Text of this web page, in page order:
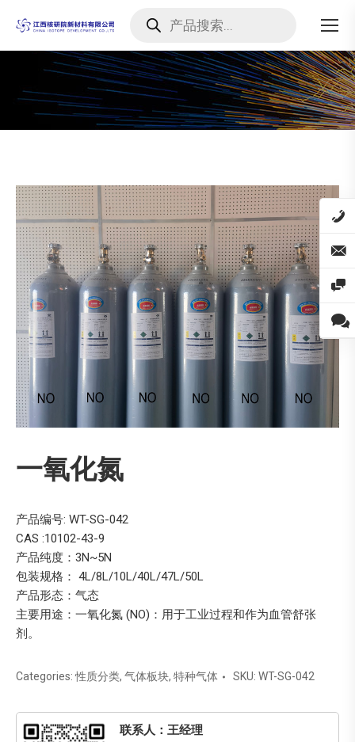
search
您在这里：
一氧化氮
产品编号: WT-SG-042
CAS :10102-43-9
产品纯度：3N~5N
包装规格： 4L/8L/10L/40L/47L/50L
产品形态：气态
主要用途：一氧化氮 (NO)：用于工业过程和作为血管舒张
剂。
Categories:性质分类, 气体板块, 特种气体 SKU: WT-SG-042
联系人：王经理